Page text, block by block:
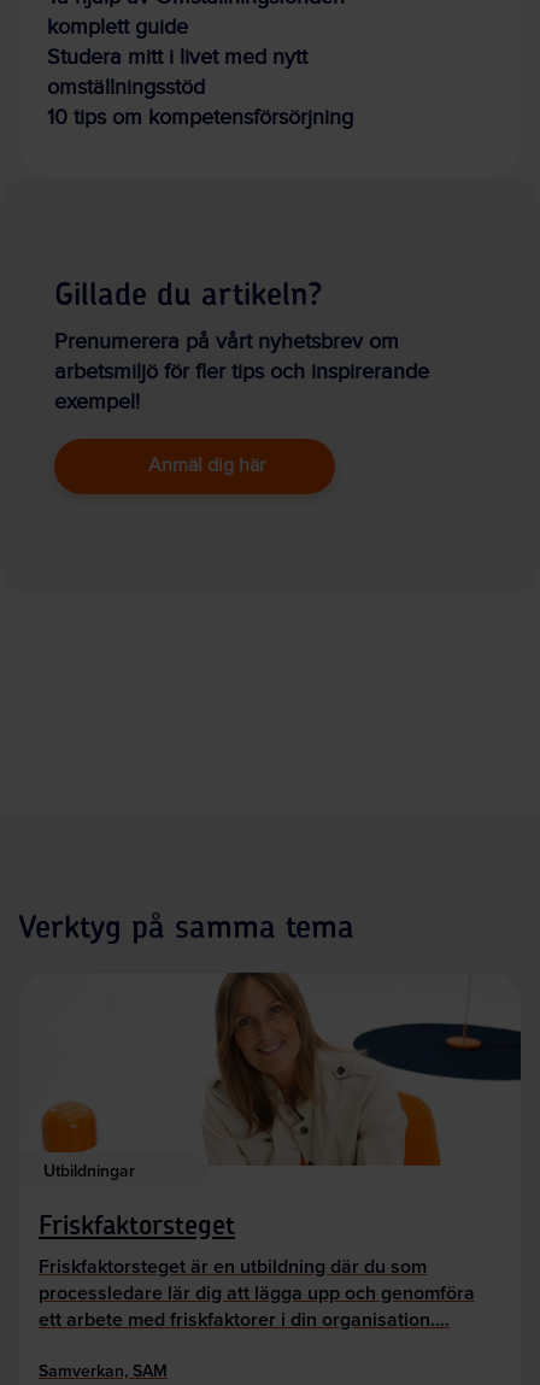
komplett guide
Studera mitt i livet med nytt
omställningsstöd
10 tips om kompetensförsörjning
Gillade du artikeln?
Prenumerera på vårt nyhetsbrev om
arbetsmiljö för fler tips och inspirerande
exempel!
Anmäl dig här
Verktyg på samma tema
Utbildningar
Friskfaktorsteget
Friskfaktorsteget är en utbildning där du som
processledare lär dig att lägga upp och genomföra
ett arbete med friskfaktorer i din organisation.…
Samverkan, SAM